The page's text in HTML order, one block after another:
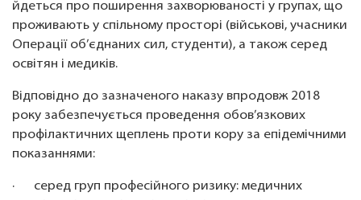
йдеться про поширення захворюваності у групах, що
проживають у спільному просторі (військові, учасники
Операції об’єднаних сил, студенти), а також серед
освітян і медиків.
Відповідно до зазначеного наказу впродовж 2018
року забезпечується проведення обов’язкових
профілактичних щеплень проти кору за епідемічними
показаннями:
· серед груп професійного ризику: медичних